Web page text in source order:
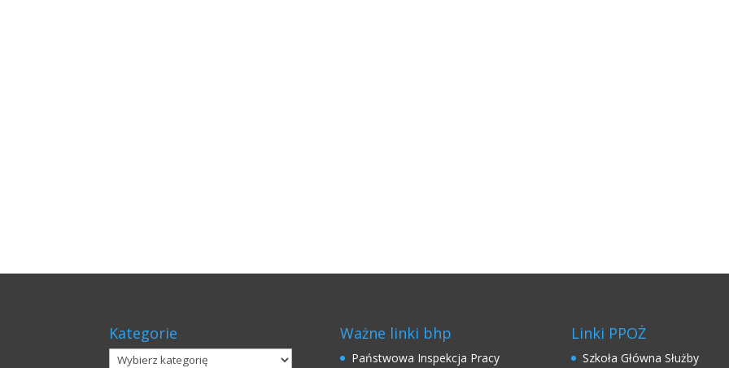
Kategorie
Kategorie
Ważne linki bhp
Państwowa Inspekcja Pracy
Linki PPOŻ
Szkoła Główna Służby